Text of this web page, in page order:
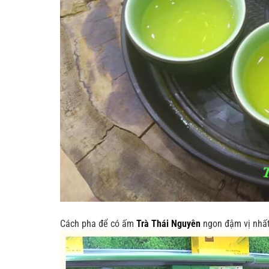
Cách pha để có ấm Trà Thái Nguyên ngon đậm vị